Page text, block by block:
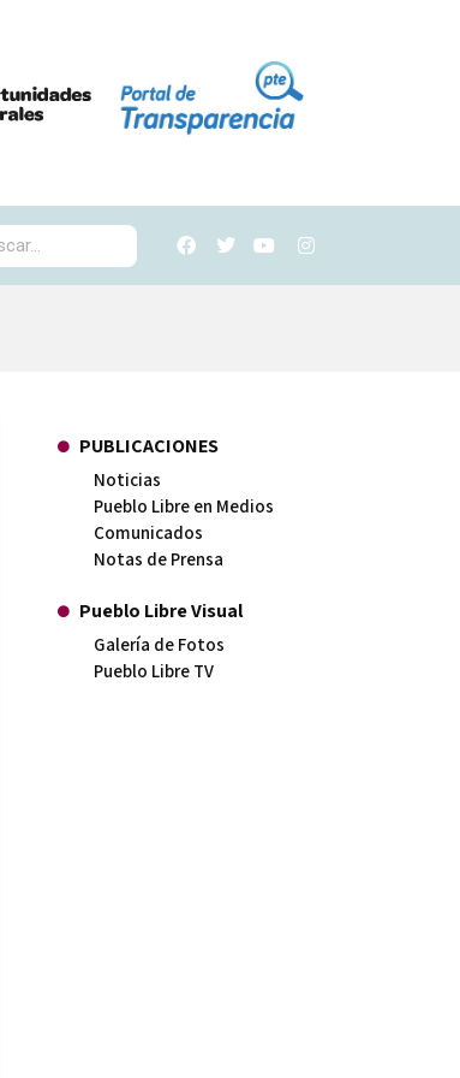
PUBLICACIONES
Noticias
Pueblo Libre en Medios
Comunicados
Notas de Prensa
Pueblo Libre Visual
Galería de Fotos
Pueblo Libre TV